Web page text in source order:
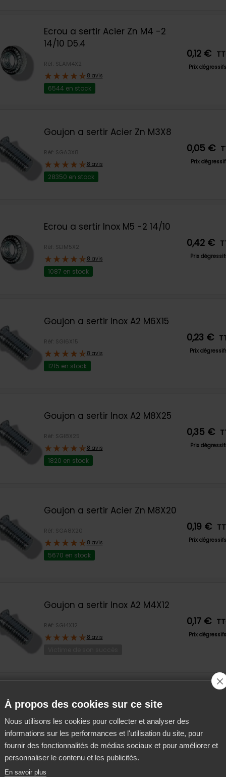
À propos des cookies sur ce site
Nous utilisons les cookies pour collecter et analyser des
informations sur les performances et l'utilisation du site, pour
fournir des fonctionnalités de médias sociaux et pour améliorer et
personnaliser le contenu et les publicités.
En savoir plus
d'été
équipe sera en congés d'été duvendredi 7 aoûtau
.
les commandes passées entre ces 2 dates seront
Ecrou a sertir Acier Zn M4 -2
14/10 D5.4
Réf: SEAM4X2
8 avis
6544 en stock
0,12 €
Prix
Goujon a sertir Acier Zn M3X8
Réf: SGA3X8
8 avis
28350 en stock
0,05 €
Prix
Ecrou a sertir Inox M5 -2 14/10
Réf: SEIM5X2
8 avis
1087 en stock
0,42 €
Prix
Goujon a sertir Inox A2 M6X15
Réf: SGI6X15
8 avis
1215 en stock
0,23 €
Prix
Goujon a sertir Inox A2 M8X25
Réf: SGI8X25
8 avis
1820 en stock
0,35 €
Prix
Goujon a sertir Acier Zn M8X20
Réf: SGA8X20
8 avis
5670 en stock
0,19 €
Prix
Goujon a sertir Inox A2 M4X12
Réf: SGI4X12
8 avis
0,17 €
Prix
M6-2 2.3 D8.75
Réf: SEAM6X2
8 avis
4007 en stock